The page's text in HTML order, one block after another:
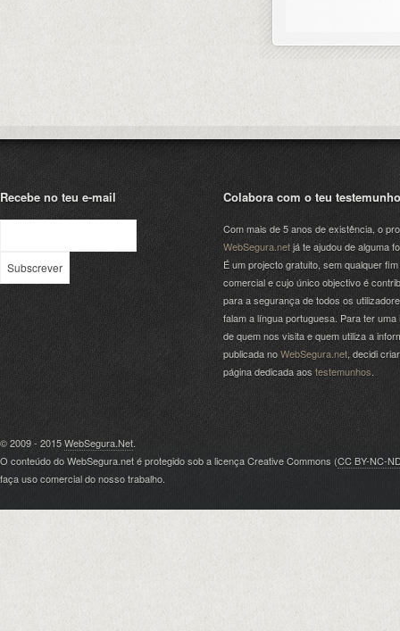
Recebe no teu e-mail Colabora com o teu testemunho
Com mais de 5 anos de existência, o
WebSegura.netjá te ajudou de alguma
É um projecto gratuito, sem qualquer fim
comercial e cujo único objectivo é
para a segurança de todos os
falam a língua portuguesa. Para ter uma
de quem nos visita e quem utiliza a
publicada noWebSegura.net , decidi
página dedicada aos testemunhos
© 2009 - 2015WebSegura.Net.
O conteúdo do WebSegura.net é protegido sob a licença Creative Commons (CC BY-NC-
faça uso comercial do nosso trabalho.